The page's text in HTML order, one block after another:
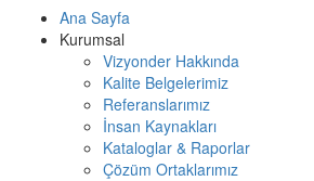
Ana Sayfa
Kurumsal
Vizyonder Hakkında
Kalite Belgelerimiz
Referanslarımız
İnsan Kaynakları
Kataloglar & Raporlar
Çözüm Ortaklarımız